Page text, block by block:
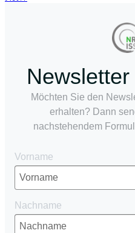
Möchten Sie den
erhalten? Dann
nachstehendem
Vorname
Nachname